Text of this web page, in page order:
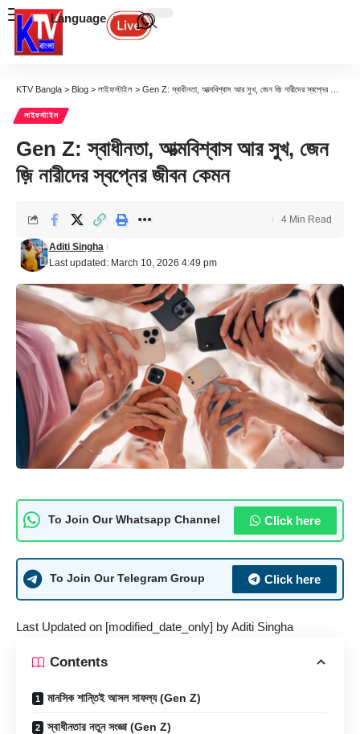
Language
KTV Bangla > Blog > লাইফস্টাইল > Gen Z: স্বাধীনতা, আত্মবিশ্বাস আর সুখ, জেন জ়ি নারীদের স্বপ্নের জীবন কেমন
লাইফস্টাইল
Gen Z: স্বাধীনতা, আত্মবিশ্বাস আর সুখ, জেন
জ়ি নারীদের স্বপ্নের জীবন কেমন
Last updated: March 10, 2026 4:49 pm
Aditi Singha
4 Min Read
To Join Our Whatsapp Channel Click here
To Join Our Telegram Group Click here
Last Updated on [modified_date_only] byAditi Singha
Contents
মানসিক শান্তিই আসল সাফল্য (Gen Z)
স্বাধীনতার নতুন সংজ্ঞা (Gen Z)